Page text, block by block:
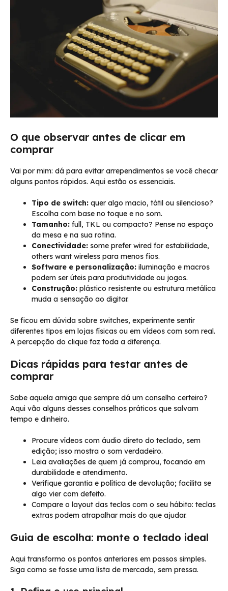
O que observar antes de clicar em
comprar
Vai por mim: dá para evitar arrependimentos se você checar
alguns pontos rápidos. Aqui estão os essenciais.
Tipo de switch: quer algo macio, tátil ou silencioso?
Escolha com base no toque e no som.
Tamanho: full, TKL ou compacto? Pense no espaço
da mesa e na sua rotina.
Conectividade: some prefer wired for estabilidade,
others want wireless para menos fios.
Software e personalização: iluminação e macros
podem ser úteis para produtividade ou jogos.
Construção: plástico resistente ou estrutura metálica
muda a sensação ao digitar.
Se ficou em dúvida sobre switches, experimente sentir
diferentes tipos em lojas físicas ou em vídeos com som real.
A percepção do clique faz toda a diferença.
Dicas rápidas para testar antes de
comprar
Sabe aquela amiga que sempre dá um conselho certeiro?
Aqui vão alguns desses conselhos práticos que salvam
tempo e dinheiro.
Procure vídeos com áudio direto do teclado, sem
edição; isso mostra o som verdadeiro.
Leia avaliações de quem já comprou, focando em
durabilidade e atendimento.
Verifique garantia e política de devolução; facilita se
algo vier com defeito.
Compare o layout das teclas com o seu hábito: teclas
extras podem atrapalhar mais do que ajudar.
Guia de escolha: monte o teclado ideal
Aqui transformo os pontos anteriores em passos simples.
Siga como se fosse uma lista de mercado, sem pressa.